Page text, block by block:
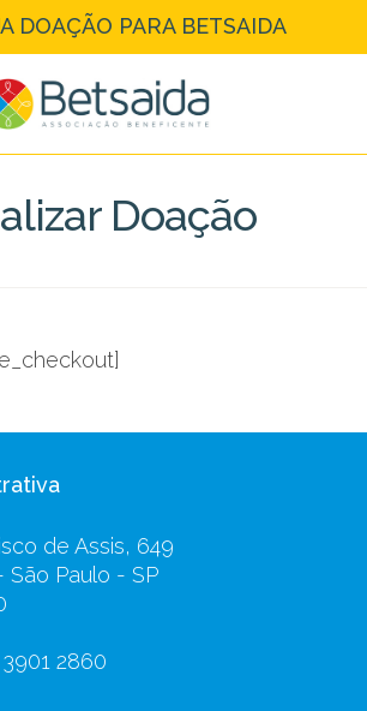
DOAÇÃO PARA BETSAIDA
Doação
de Assis, 649
Paulo - SP
3901 2860